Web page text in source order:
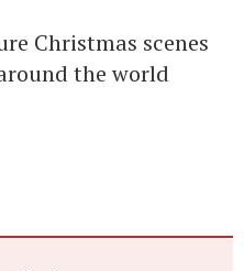
Christmas scenes
the world